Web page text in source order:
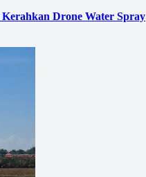
Drone Water Spray